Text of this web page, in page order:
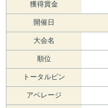
獲得賞金
開催日
大会名
順位
トータルピン
アベレージ